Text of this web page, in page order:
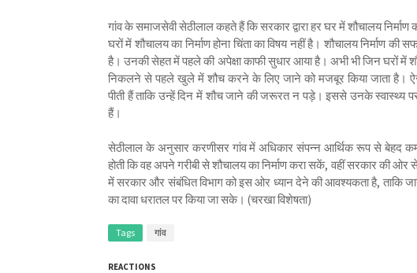
गांव के समाजसेवी सेठीलाल कहते हैं कि सरकार द्वारा हर घर में शौचालय
घरों में शौचालय का निर्माण होना चिंता का विषय नहीं है। शौचालय निर्माण
है। उनकी सेहत में पहले की अपेक्षा काफी सुधार आया है। अभी भी जिन घरों में
निकलने से पहले खुले में शौच करने के लिए जाने को मजबूर किया जाता है।
पीती हैं ताकि उन्हें दिन में शौच जाने की जरूरत न पड़े। इससे उनके स्वास्थ्य
हैं।
सेठीलाल के अनुसार करणीसर गांव में अधिकार संपन्न आर्थिक रूप से बेहद
होती कि वह अपने गरीबी से शौचालय का निर्माण करा सकें, वहीं सरकार की
में सरकार और संबंधित विभाग को इस ओर ध्यान देने की आवश्यकता है, ताकि
का दावा धरातल पर किया जा सके। (चरखा विशेषता)
Tags गांव
REACTIONS